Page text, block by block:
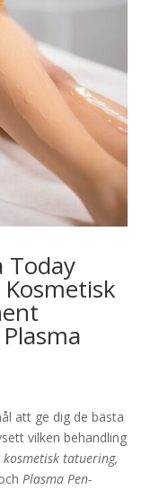
Today
att ge dig de bästa
vilken behandling
kosmetisk tatuering,
Plasma Pen-